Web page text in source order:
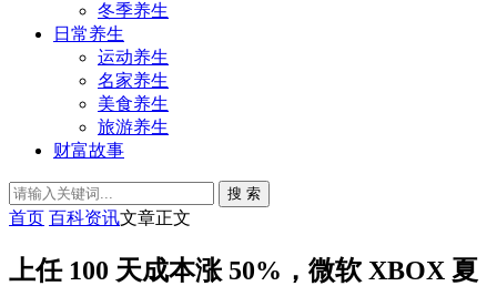
冬季养生
日常养生
运动养生
名家养生
美食养生
旅游养生
财富故事
搜 索
首页 百科资讯文章正文
上任 100 天成本涨 50%，微软 XBOX 夏